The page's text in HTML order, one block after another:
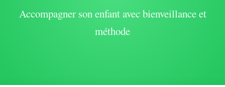
Accompagner son enfant avec bienveillance et
méthode